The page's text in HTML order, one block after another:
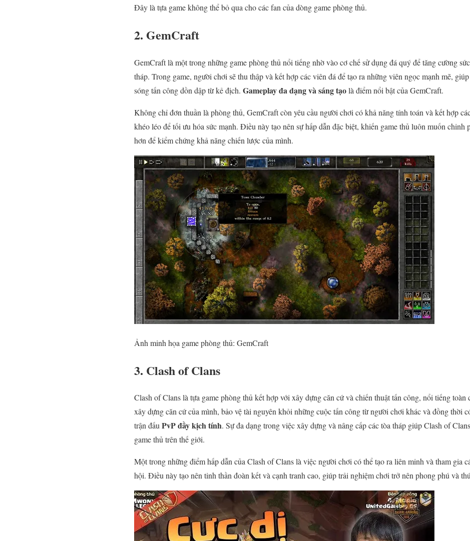
Đây là tựa game không thể bỏ qua cho các fan của dòng game phòng thủ.
2. GemCraft
GemCraft là một trong những game phòng thủ nổi tiếng nhờ vào cơ chế sử dụng đá quý để tăng cường
tháp. Trong game, người chơi sẽ thu thập và kết hợp các viên đá để tạo ra những viên ngọc mạnh mẽ,
sóng tấn công dồn dập từ kẻ địch. Gameplay đa dạng và sáng tạolà điểm nổi bật của GemCraft.
Không chỉ đơn thuần là phòng thủ, GemCraft còn yêu cầu người chơi có khả năng tính toán và kết hợp
khéo léo để tối ưu hóa sức mạnh. Điều này tạo nên sự hấp dẫn đặc biệt, khiến game thủ luôn muốn chinh
hơn để kiểm chứng khả năng chiến lược của mình.
Ảnh minh họa game phòng thủ: GemCraft
3. Clash of Clans
Clash of Clans là tựa game phòng thủ kết hợp với xây dựng căn cứ và chiến thuật tấn công, nổi tiếng toàn
xây dựng căn cứ của mình, bảo vệ tài nguyên khỏi những cuộc tấn công từ người chơi khác và đồng thời
trận đấuPvP đầy kịch tính. Sự đa dạng trong việc xây dựng và nâng cấp các tòa tháp giúp Clash of
game thủ trên thế giới.
Một trong những điểm hấp dẫn của Clash of Clans là việc người chơi có thể tạo ra liên minh và tham gia
hội. Điều này tạo nên tinh thần đoàn kết và cạnh tranh cao, giúp trải nghiệm chơi trở nên phong phú và